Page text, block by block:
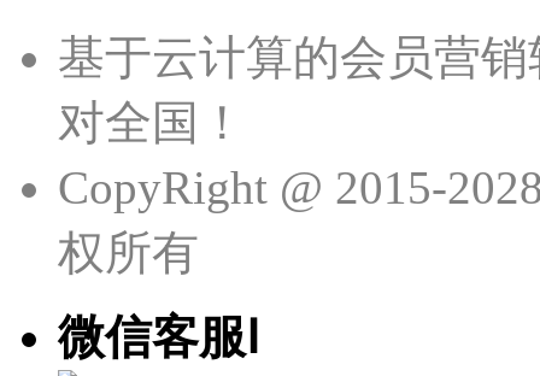
基于云计算的会员营
对全国！
CopyRight @ 2015-
权所有
微信客服Ⅰ